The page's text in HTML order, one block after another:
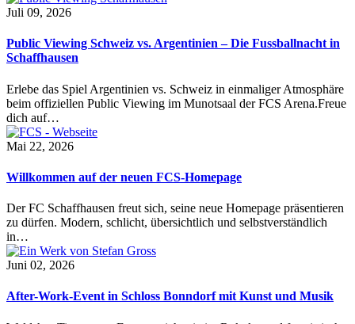
Juli 09, 2026
Public Viewing Schweiz vs. Argentinien – Die Fussballnacht in
Schaffhausen
Erlebe das Spiel Argentinien vs. Schweiz in einmaliger Atmosphäre
beim offiziellen Public Viewing im Munotsaal der FCS Arena.Freue
dich auf…
Mai 22, 2026
Willkommen auf der neuen FCS-Homepage
Der FC Schaffhausen freut sich, seine neue Homepage präsentieren
zu dürfen. Modern, schlicht, übersichtlich und selbstverständlich
in…
Juni 02, 2026
After-Work-Event in Schloss Bonndorf mit Kunst und Musik